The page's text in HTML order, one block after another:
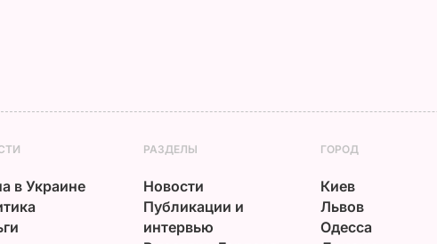
в Украине
РАЗДЕЛЫ
Новости
Публикации и
интервью
ГОРОД
Киев
Львов
Одесса